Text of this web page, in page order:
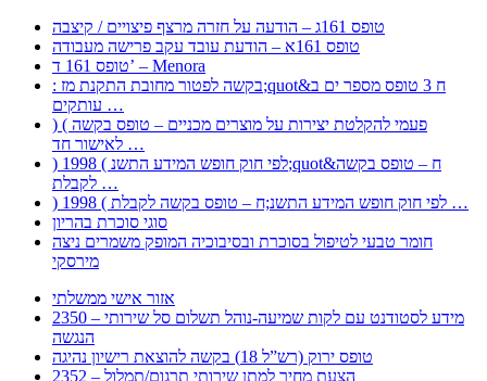
טופס 161ג – הודעה על חזרה מרצף פיצויים / קיצבה
טופס 161א – הודעת עובד עקב פרישה מעבודה
טופס 161 ד’ – Menora
: בקשה לפטור מחובת התקנת מז;quot&ח 3 טופס מספר ים ב
עותקים …
) ( פעמי להקלטת יצירות על מוצרים מכניים – טופס בקשה
לאישור חד …
) 1998 ( לפי חוק חופש המידע התשנ;quot&ח – טופס בקשה
לקבלת …
) 1998 ( לפי חוק חופש המידע התשנ;ח – טופס בקשה לקבלת …
סוגי סוכרת בהריון
חומר טבעי לטיפול בסוכרת ובסיבוכיה המופק משמרים ניצה
מירסקי
אזור אישי ממשלתי
2350 – מידע לסטודנט עם לקות שמיעה-נוהל תשלום סל שירותי
הנגשה
טופס ירוק (רש”ל 18) בקשה להוצאת רישיון נהיגה
2352 – הצעת מחיר למתן שירותי תרגום/תמלול